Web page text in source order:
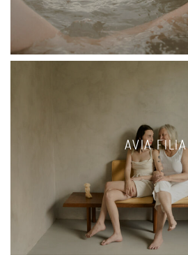
AVIA FILIA